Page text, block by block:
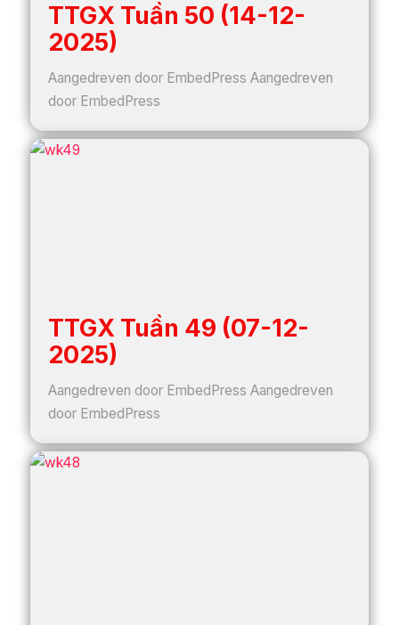
TTGX Tuần 50 (14-12-
2025)
Aangedreven door EmbedPress Aangedreven
door EmbedPress
TTGX Tuần 49 (07-12-
2025)
Aangedreven door EmbedPress Aangedreven
door EmbedPress